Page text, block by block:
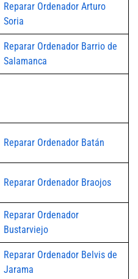
Reparar Ordenador Arturo
Soria
Reparar Ordenador Barrio de
Salamanca
Reparar Ordenador Batán
Reparar Ordenador Braojos
Reparar Ordenador
Bustarviejo
Reparar Ordenador Belvis de
Jarama